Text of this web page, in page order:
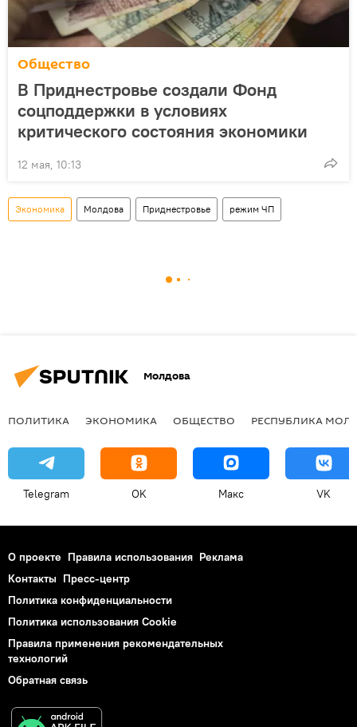
Общество
В Приднестровье создали Фонд
соцподдержки в условиях
критического состояния экономики
12 мая, 10:13
Экономика Молдова Приднестровье режим ЧП
Молдова
ПОЛИТИКА ЭКОНОМИКА ОБЩЕСТВО РЕСПУБЛИКА
Telegram OK Макс VK
О проекте Правила использования Реклама
Контакты Пресс-центр
Политика конфиденциальности
Политика использования Cookie
Правила применения рекомендательных
технологий
Обратная связь